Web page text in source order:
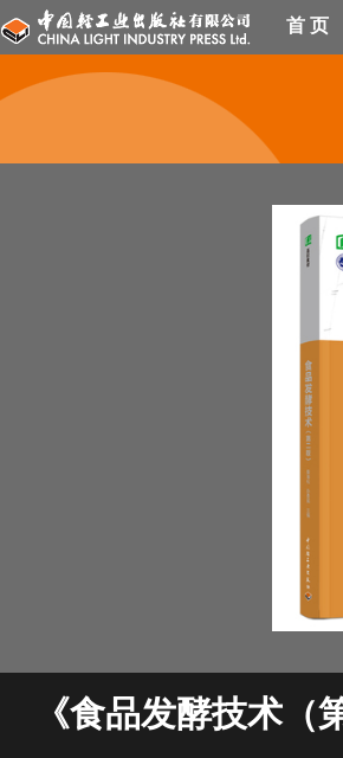
首 页
《食品发酵技术